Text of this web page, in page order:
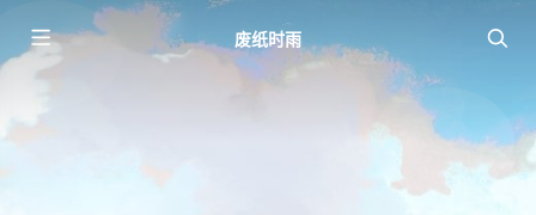
废纸时雨